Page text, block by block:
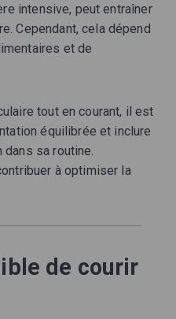
intensive, peut entraîner
Cependant, cela dépend
et de
tout en courant, il est
équilibrée et inclure
sa routine.
à optimiser la
de courir